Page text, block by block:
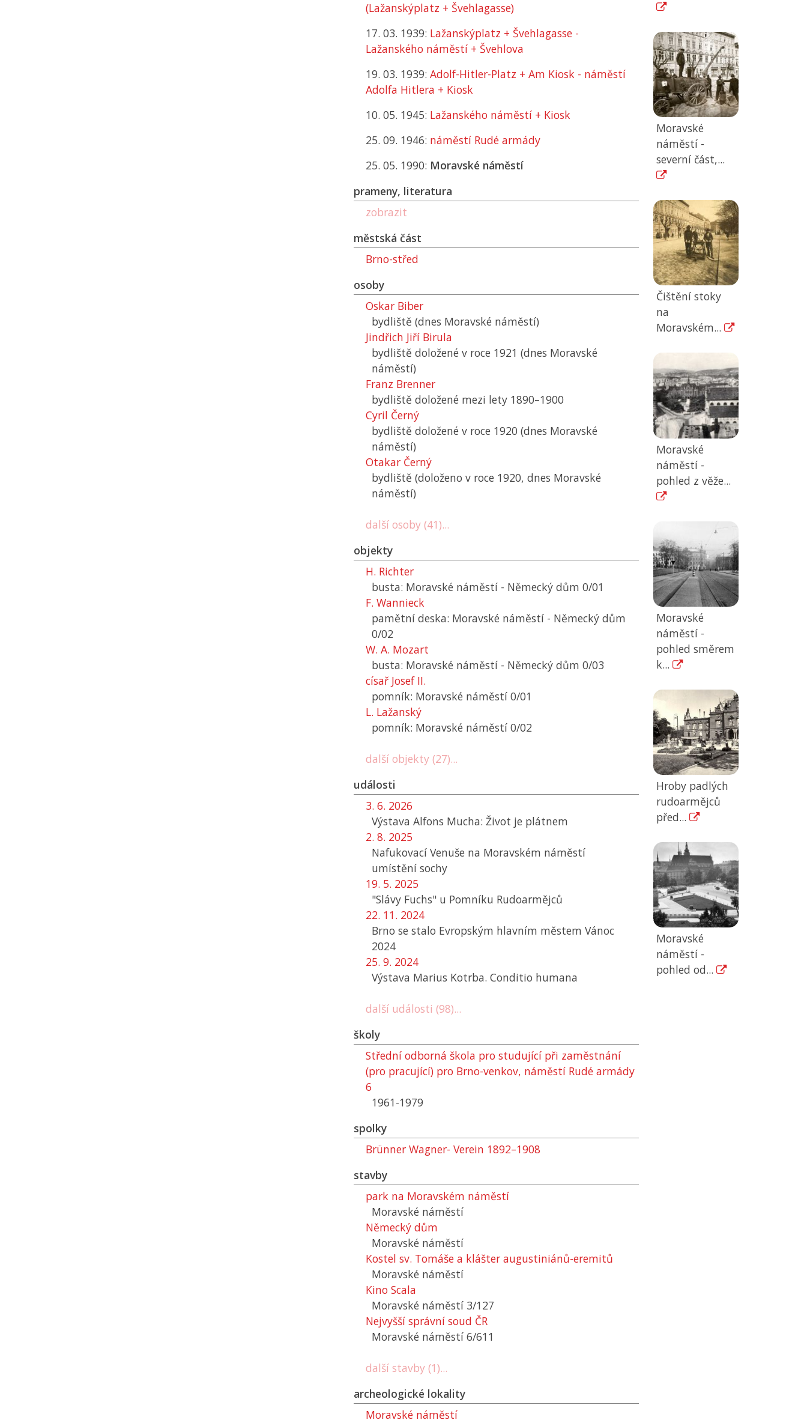
(Lažanskýplatz + Švehlagasse)
17. 03. 1939: Lažanskýplatz + Švehlagasse -
Lažanského náměstí + Švehlova
19. 03. 1939: Adolf-Hitler-Platz + Am Kiosk - náměstí
Adolfa Hitlera + Kiosk
10. 05. 1945: Lažanského náměstí + Kiosk
25. 09. 1946: náměstí Rudé armády
25. 05. 1990: Moravské náměstí
prameny, literatura
zobrazit
městská část
Brno-střed
osoby
Oskar Biber
bydliště (dnes Moravské náměstí)
Jindřich Jiří Birula
bydliště doložené v roce 1921 (dnes Moravské
náměstí)
Franz Brenner
bydliště doložené mezi lety 1890–⁠1900
Cyril Černý
bydliště doložené v roce 1920 (dnes Moravské
náměstí)
Otakar Černý
bydliště (doloženo v roce 1920, dnes Moravské
náměstí)
další osoby (41)...
objekty
H. Richter
busta: Moravské náměstí - Německý dům 0/01
F. Wannieck
pamětní deska: Moravské náměstí - Německý dům
0/02
W. A. Mozart
busta: Moravské náměstí - Německý dům 0/03
císař Josef II.
pomník: Moravské náměstí 0/01
L. Lažanský
pomník: Moravské náměstí 0/02
další objekty (27)...
události
3. 6. 2026
Výstava Alfons Mucha: Život je plátnem
2. 8. 2025
Nafukovací Venuše na Moravském náměstí
umístění sochy
19. 5. 2025
"Slávy Fuchs" u Pomníku Rudoarmějců
22. 11. 2024
Brno se stalo Evropským hlavním městem Vánoc
2024
25. 9. 2024
Výstava Marius Kotrba. Conditio humana
další události (98)...
školy
Střední odborná škola pro studující při zaměstnání
(pro pracující) pro Brno-venkov, náměstí Rudé armády
6
1961-1979
spolky
Brünner Wagner- Verein 1892–1908
stavby
park na Moravském náměstí
Moravské náměstí
Německý dům
Moravské náměstí
Kostel sv. Tomáše a klášter augustiniánů-eremitů
Moravské náměstí
Kino Scala
Moravské náměstí 3/127
Nejvyšší správní soud ČR
Moravské náměstí 6/611
další stavby (1)...
archeologické lokality
Moravské náměstí
Moravské
náměstí -
severní část,...
Čištění stoky
na
Moravském...
Moravské
náměstí -
pohled z věže...
Moravské
náměstí -
pohled směrem
k...
Hroby padlých
rudoarmějců
před...
Moravské
náměstí -
pohled od...